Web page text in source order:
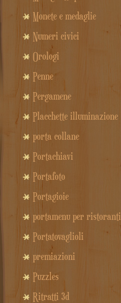
Monete e medaglie
Numeri civici
Orologi
Penne
Pergamene
Placchette illuminazione
porta collane
Portachiavi
Portafoto
Portagioie
portamenu per ristoranti
Portatovaglioli
premiazioni
Puzzles
Ritratti 3d